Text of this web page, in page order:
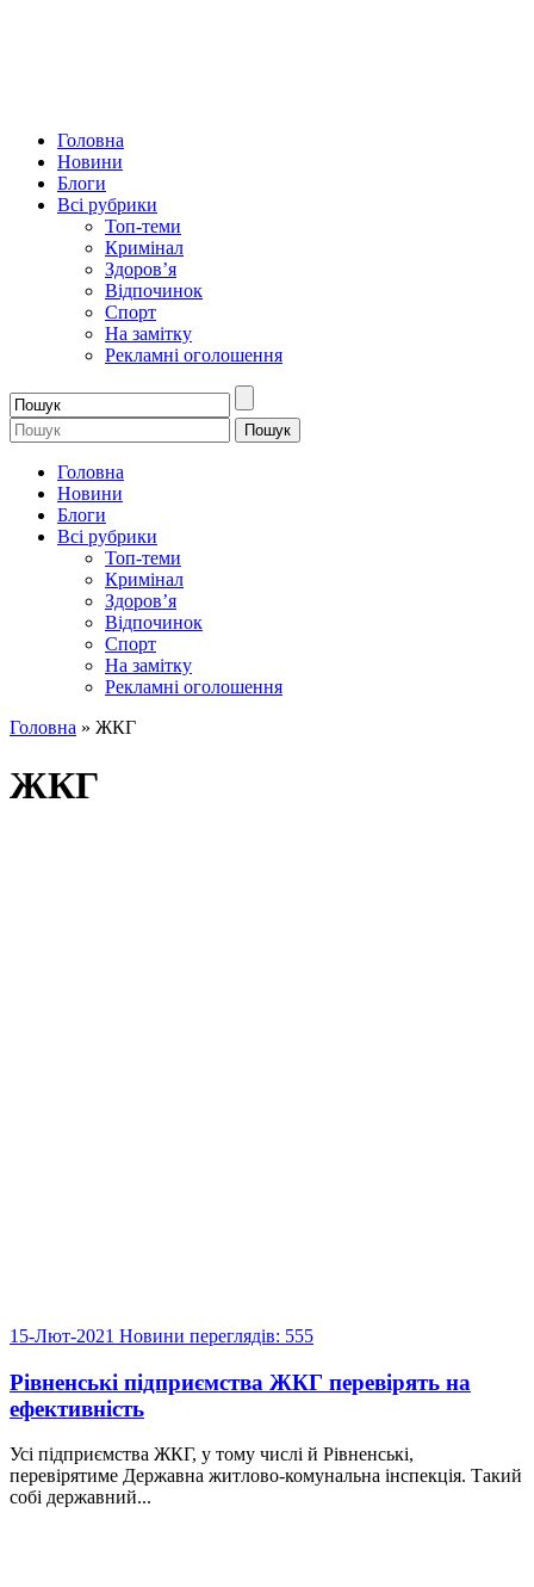
Головна
Новини
Блоги
Всі рубрики
Топ-теми
Кримінал
Здоров’я
Відпочинок
Спорт
На замітку
Рекламні оголошення
Головна
Новини
Блоги
Всі рубрики
Топ-теми
Кримінал
Здоров’я
Відпочинок
Спорт
На замітку
Рекламні оголошення
Головна » ЖКГ
ЖКГ
15-Лют-2021 Новини переглядів: 555
Рівненські підприємства ЖКГ перевірять на
ефективність
Усі підприємства ЖКГ, у тому числі й Рівненські,
перевірятиме Державна житлово-комунальна інспекція. Такий
собі державний...